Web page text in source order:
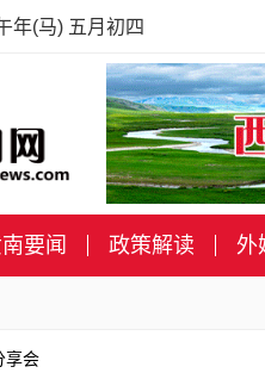
年(马) 五月初四
要闻 政策解读 外
享会